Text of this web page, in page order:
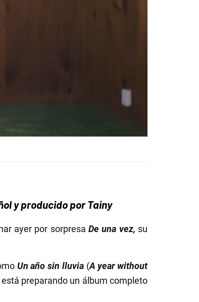
y producido por Tainy
ayer por sorpresaDe una vez, su
Un año sin lluvia(A year without
preparando un álbum completo